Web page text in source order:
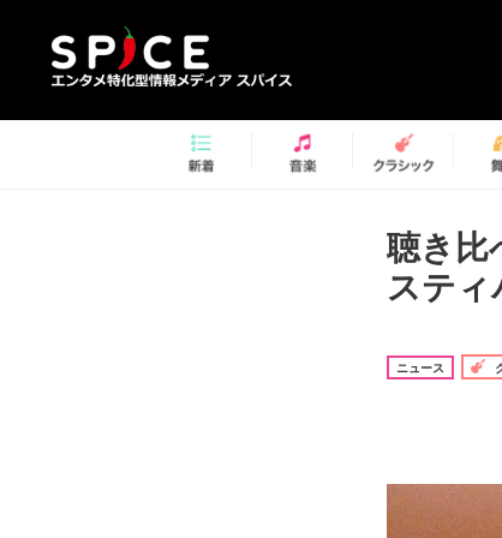
聴き比
ステ
ニュース